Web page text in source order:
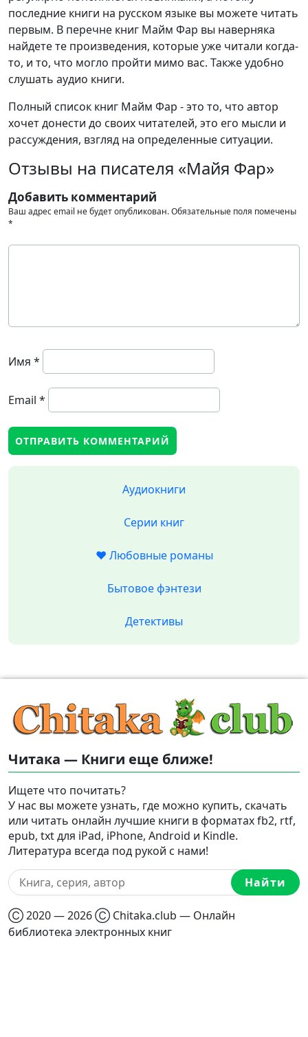
последние книги на русском языке вы можете читать
первым. В перечне книг Майм Фар вы наверняка
найдете те произведения, которые уже читали когда-
то, и то, что могло пройти мимо вас. Также удобно
слушать аудио книги.
Полный список книг Майм Фар - это то, что автор
хочет донести до своих читателей, это его мысли и
рассуждения, взгляд на определенные ситуации.
Отзывы на писателя «Майя Фар»
Добавить комментарий
Ваш адрес email не будет опубликован.Обязательные поля помечены
*
Имя *
Email *
Аудиокниги
Серии книг
❤️ Любовные романы
Бытовое фэнтези
Детективы
Читака — Книги еще ближе!
Ищете что почитать?
У нас вы можете узнать, где можно купить, скачать
или читать онлайн лучшие книги в форматах fb2, rtf,
epub, txt для iPad, iPhone, Android и Kindle.
Литература всегда под рукой с нами!
Найти
Ⓒ 2020 — 2026 Ⓒ Chitaka.club — Онлайн
библиотека электронных книг